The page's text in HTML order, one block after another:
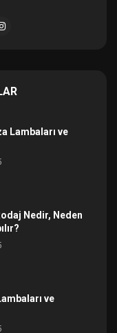
Lambaları ve
Nedir, Neden
ve